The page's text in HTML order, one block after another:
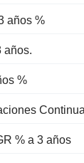
años %
años.
%
% a 3 años